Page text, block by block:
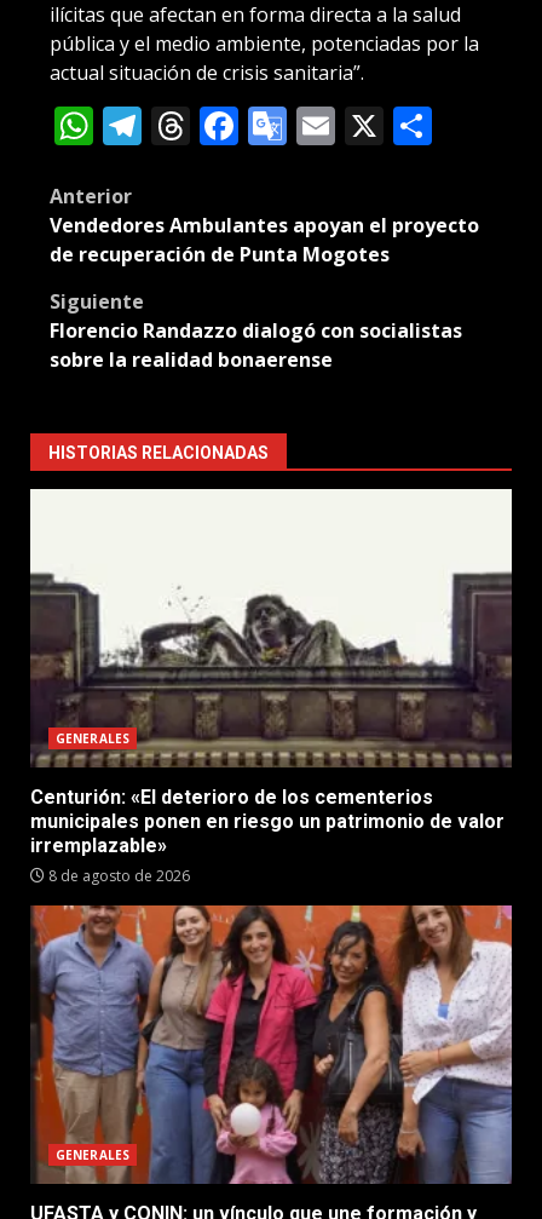
ilícitas que afectan en forma directa a la salud
pública y el medio ambiente, potenciadas por la
actual situación de crisis sanitaria”.
WhatsApp
Telegram
Threads
Facebook
Google
Email
X
Post
navigation
Anterior
Vendedores Ambulantes apoyan el proyecto
de recuperación de Punta Mogotes
Siguiente
Florencio Randazzo dialogó con socialistas
sobre la realidad bonaerense
HISTORIAS RELACIONADAS
GENERALES
Centurión: «El deterioro de los cementerios
municipales ponen en riesgo un patrimonio de valor
irremplazable»
8 de agosto de 2026
GENERALES
UFASTA y CONIN: un vínculo que une formación y